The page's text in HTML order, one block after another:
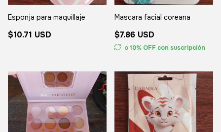
Esponja para maquillaje
$10.71 USD
Mascara facial coreana
$7.86 USD
o 10% OFF con suscripción